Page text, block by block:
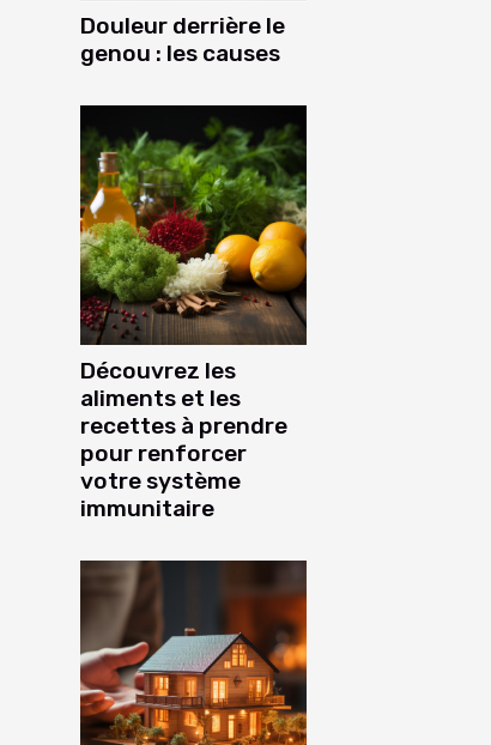
Douleur derrière le
genou : les causes
Découvrez les
aliments et les
recettes à prendre
pour renforcer
votre système
immunitaire